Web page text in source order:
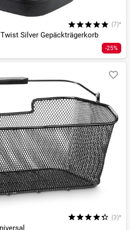
(7)*
Silver Gepäckträgerkorb
-25%
(3)*